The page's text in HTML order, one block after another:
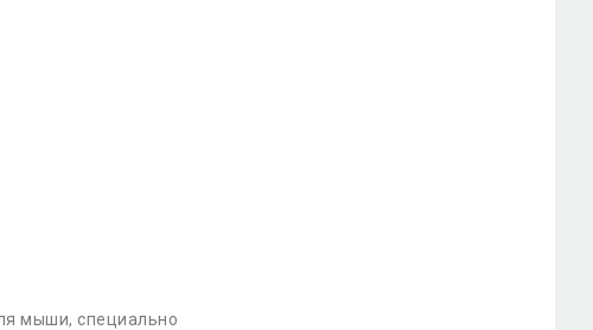
мыши, специально